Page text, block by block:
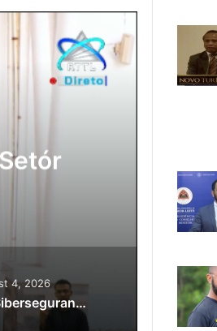
Polisiál
ho Paradeiru Iha
4, 2026
Lei Siberseguransa Ajuda Autoridade Polisiál Kaptura Autór Kriminozu ho Paradeiru Iha Estranjeiru